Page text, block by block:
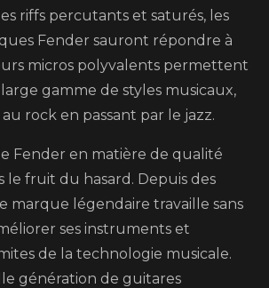
riffs percutants et saturés, les
Fender sauront répondre à
micros polyvalents permettent
gamme de styles musicaux,
rock en passant par le jazz.
Fender en matière de qualité
le fruit du hasard. Depuis des
marque légendaire travaille sans
ses instruments et
de la technologie musicale.
génération de guitares